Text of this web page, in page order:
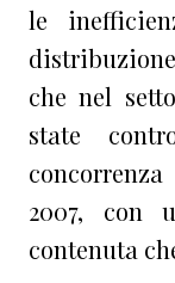
le
che nel
state
2007, con
contenuta